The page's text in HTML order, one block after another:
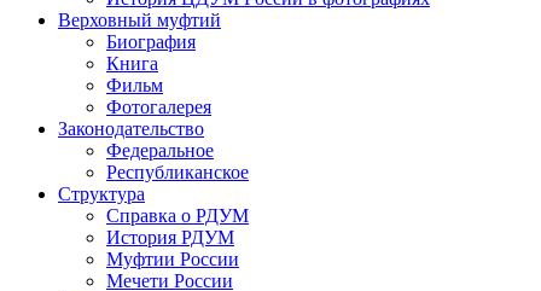
Верховный муфтий
Биография
Книга
Фильм
Фотогалерея
Законодательство
Федеральное
Республиканское
Структура
Справка о РДУМ
История РДУМ
Муфтии России
Мечети России